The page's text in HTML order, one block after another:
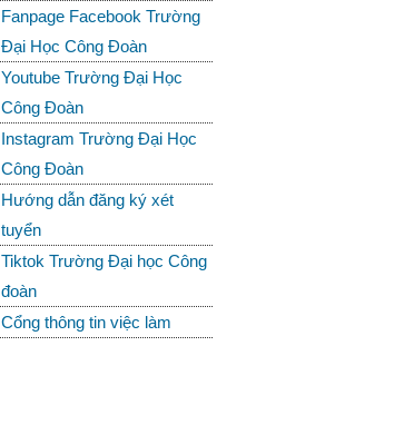
Fanpage Facebook Trường
Đại Học Công Đoàn
Youtube Trường Đại Học
Công Đoàn
Instagram Trường Đại Học
Công Đoàn
Hướng dẫn đăng ký xét
tuyển
Tiktok Trường Đại học Công
đoàn
Cổng thông tin việc làm